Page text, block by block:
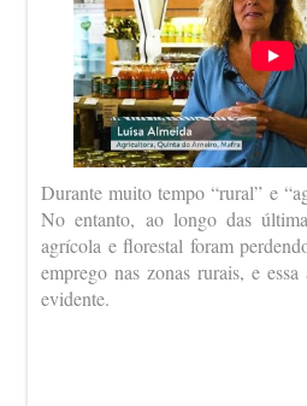
Durante muito tempo “rural” e
No entanto, ao longo das
agrícola e florestal foram
emprego nas zonas rurais, e
evidente.